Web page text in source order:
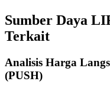
Sumber Daya
Terkait
Analisis Harga
(PUSH)